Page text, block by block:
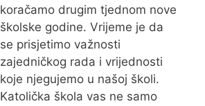
koračamo drugim tjednom nove
školske godine. Vrijeme je da
se prisjetimo važnosti
zajedničkog rada i vrijednosti
koje njegujemo u našoj školi.
Katolička škola vas ne samo